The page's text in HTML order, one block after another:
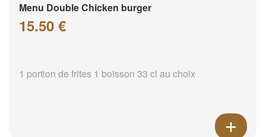
Menu Double Chicken burger
15.50 €
1 portion de frites 1 boisson 33 cl au choix